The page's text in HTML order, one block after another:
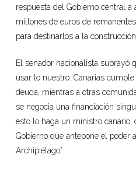
respuesta del Gobierno central a
millones de euros de
para destinarlos a la
El senador nacionalista subrayó
usar lo nuestro. Canarias
deuda, mientras a otras
se negocia una financiación
esto lo haga un ministro canario,
Gobierno que antepone el poder
Archipiélago”.